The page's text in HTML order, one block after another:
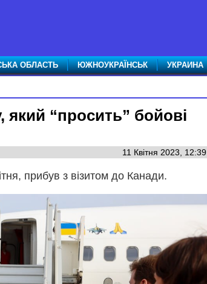
ОБЛАСТЬ ЮЖНОУКРАЇНСЬК УКРАИНА
“просить” бойові
11 Квітня 2023, 12:39
прибув з візитом до Канади.